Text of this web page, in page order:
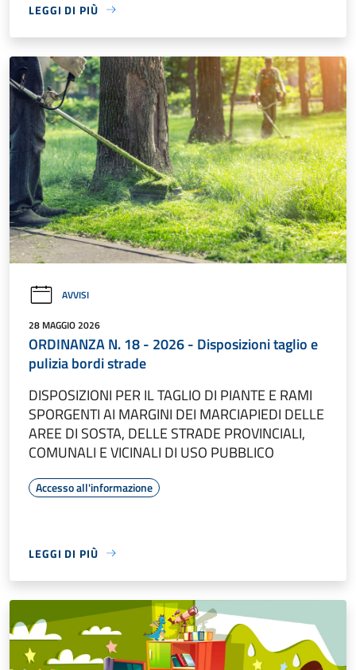
LEGGI DI PIÙ
AVVISI
28 MAGGIO 2026
ORDINANZA N. 18 - 2026 - Disposizioni taglio e
pulizia bordi strade
DISPOSIZIONI PER IL TAGLIO DI PIANTE E RAMI
SPORGENTI AI MARGINI DEI MARCIAPIEDI DELLE
AREE DI SOSTA, DELLE STRADE PROVINCIALI,
COMUNALI E VICINALI DI USO PUBBLICO
Accesso all'informazione
LEGGI DI PIÙ